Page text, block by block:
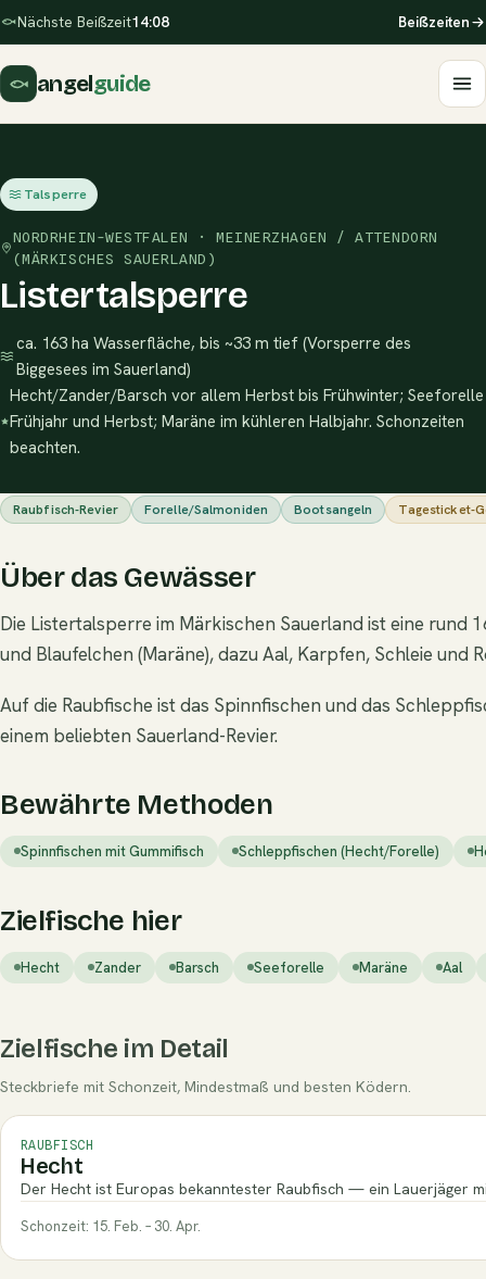
Nächste Beißzeit14:08 Beißzeiten
angelguide
Talsperre
NORDRHEIN-WESTFALEN · MEINERZHAGEN / ATTENDORN
(MÄRKISCHES SAUERLAND)
Listertalsperre
ca. 163 ha Wasserfläche, bis ~33 m tief (Vorsperre des
Biggesees im Sauerland)
Hecht/Zander/Barsch vor allem Herbst bis Frühwinter; Seeforelle
Frühjahr und Herbst; Maräne im kühleren Halbjahr. Schonzeiten
beachten.
Raubfisch-Revier Forelle/Salmoniden Bootsangeln Tagesticket-
Über das Gewässer
Die Listertalsperre im Märkischen Sauerland ist eine rund
und Blaufelchen (Maräne), dazu Aal, Karpfen, Schleie und
Auf die Raubfische ist das Spinnfischen und das
einem beliebten Sauerland-Revier.
Bewährte Methoden
Spinnfischen mit Gummifisch Schleppfischen (Hecht/Forelle)
Zielfische hier
Hecht Zander Barsch Seeforelle Maräne Aal
Zielfische im Detail
Steckbriefe mit Schonzeit, Mindestmaß und besten Ködern.
RAUBFISCH
Hecht
Der Hecht ist Europas bekanntester Raubfisch — ein Lauerjäger
Schonzeit: 15. Feb. – 30. Apr.